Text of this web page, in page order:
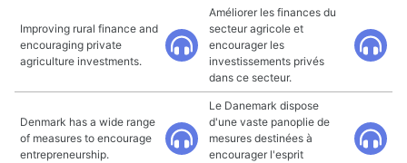
Improving rural finance and
encouraging private
agriculture investments.
Améliorer les finances du
secteur agricole et
encourager les
investissements privés
dans ce secteur.
Denmark has a wide range
of measures to encourage
entrepreneurship.
Le Danemark dispose
d'une vaste panoplie de
mesures destinées à
encourager l'esprit